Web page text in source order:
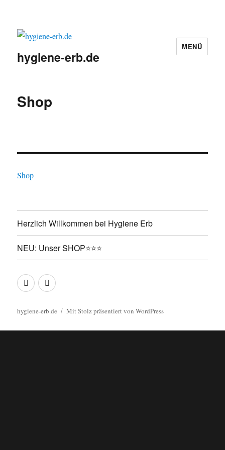
hygiene-erb.de
MENÜ
Shop
Shop
Herzlich Willkommen bei Hygiene Erb
NEU: Unser SHOP⭐⭐⭐
Herzlich
bei
NEU:
SHOP⭐⭐⭐
hygiene-erb.de Mit Stolz präsentiert von WordPress